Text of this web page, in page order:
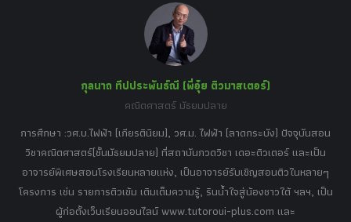
window
กุลนาถ ทีปประพันธ์ณี (พี่อุ๋ย ติวมาสเตอร์)
คณิตศาสตร์ มัธยมปลาย
การศึกษา :วศ.บ.ไฟฟ้า (เกียรตินิยม), วศ.ม. ไฟฟ้า (ลาดกระบัง) ปัจจุบันสอน
วิชาคณิตศาสตร์(ชั้นมัธยมปลาย) ที่สถาบันกวดวิชา เดอะติวเตอร์ และเป็น
อาจารย์พิเศษสอนโรงเรียนหลายแห่ง, เป็นอาจารย์รับเชิญสอนติวในหลายๆ
โครงการ เช่น รายการติวเข้ม เติมเต็มความรู้, รินน้ำใจสู่น้องชาวใต้ ฯลฯ, เป็น
ผู้ก่อตั้งเว็บเรียนออนไลน์ www.tutoroui-plus.com และ